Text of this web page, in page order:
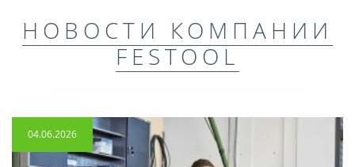
НОВОСТИ КОМПАНИИ
FESTOOL
04.06.2026